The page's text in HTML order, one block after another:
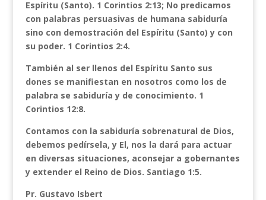
Espíritu (Santo). 1 Corintios 2:13; No predicamos
con palabras persuasivas de humana sabiduría
sino con demostración del Espíritu (Santo) y con
su poder. 1 Corintios 2:4.
También al ser llenos del Espíritu Santo sus
dones se manifiestan en nosotros como los de
palabra se sabiduría y de conocimiento. 1
Corintios 12:8.
Contamos con la sabiduría sobrenatural de Dios,
debemos pedírsela, y El, nos la dará para actuar
en diversas situaciones, aconsejar a gobernantes
y extender el Reino de Dios. Santiago 1:5.
Pr. Gustavo Isbert